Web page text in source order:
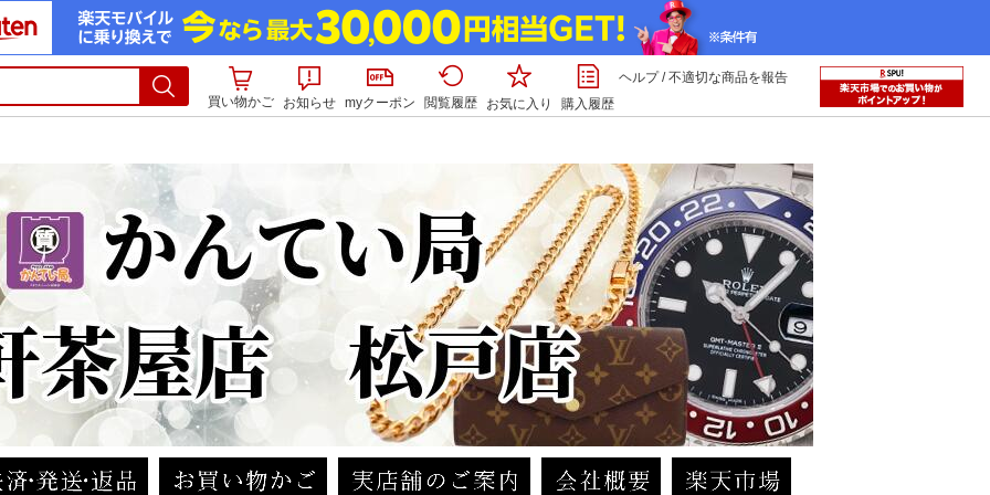
買い物かご お知らせ myクーポン 閲覧履歴 お気に入り 購入履歴
ヘルプ/不適切な商品を報告